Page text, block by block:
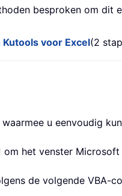
besproken om dit
voor Excel(2
u eenvoudig
om het venster
de volgende VBA-